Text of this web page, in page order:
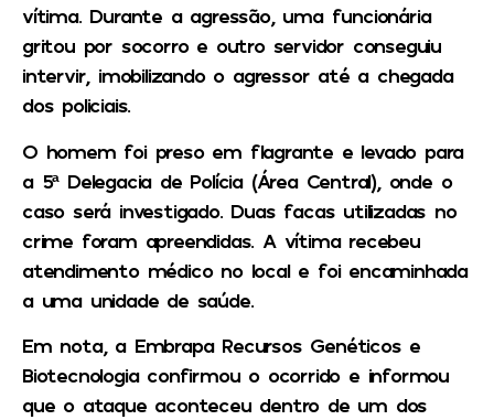
vítima. Durante a agressão, uma funcionária
gritou por socorro e outro servidor conseguiu
intervir, imobilizando o agressor até a chegada
dos policiais.
O homem foi preso em flagrante e levado para
a 5ª Delegacia de Polícia (Área Central), onde o
caso será investigado. Duas facas utilizadas no
crime foram apreendidas. A vítima recebeu
atendimento médico no local e foi encaminhada
a uma unidade de saúde.
Em nota, a Embrapa Recursos Genéticos e
Biotecnologia confirmou o ocorrido e informou
que o ataque aconteceu dentro de um dos